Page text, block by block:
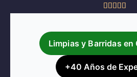
5
Limpias y Barridas en
+40 Años de